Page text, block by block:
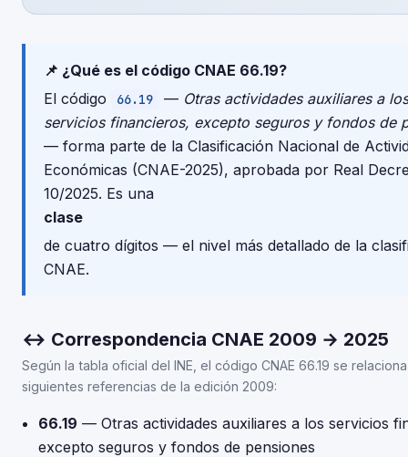
📌 ¿Qué es el código CNAE 66.19?
El código
66.19 — Otras actividades auxiliares a los
servicios financieros, excepto seguros y fondos de
— forma parte de la Clasificación Nacional de
Económicas (CNAE-2025), aprobada por Real
10/2025. Es una
clase
de cuatro dígitos — el nivel más detallado de la
CNAE.
↔ Correspondencia CNAE 2009 → 2025
Según la tabla oficial del INE, el código CNAE 66.19 se
siguientes referencias de la edición 2009:
66.19 — Otras actividades auxiliares a los servicios
excepto seguros y fondos de pensiones